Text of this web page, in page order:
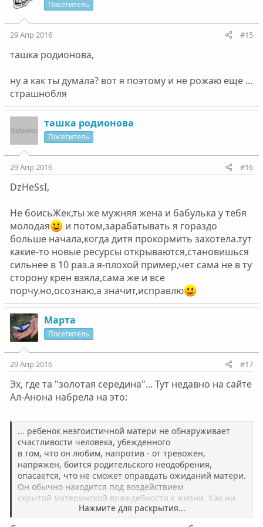
Посетитель
29 Апр 2016 #15
ташка родионова,
ну а как ты думала? вот я поэтому и не рожаю еще ...
страшнобля
ташка родионова
Посетитель
29 Апр 2016 #16
DzHeSsI,
Не боисьЖек,ты же мужняя жена и бабулька у тебя
молодая
и потом,зарабатывать я гораздо
больше начала,когда дитя прокормить захотела.тут
какие-то новые ресурсы открываются,становишься
сильнее в 10 раз.а я-плохой пример,чет сама не в ту
сторону крен взяла,сама же и все
порчу.но,осознаю,а значит,исправлю
Марта
Посетитель
29 Апр 2016 #17
Эх, где та "золотая середина"... Тут недавно на сайте
Ал-Анона набрела на это:
... ребенок неэгоистичной матери не обнаруживает
счастливости человека, убежденного
в том, что он любим, напротив - от тревожен,
напряжен, боится родительского неодобрения,
опасается, что не сможет оправдать ожиданий матери.
Он обычно находится под воздействием
скрытой материнской враждебности к жизни. Как ни
парадоксально, воздействие матери-неэгоистки
Нажмите для раскрытия...